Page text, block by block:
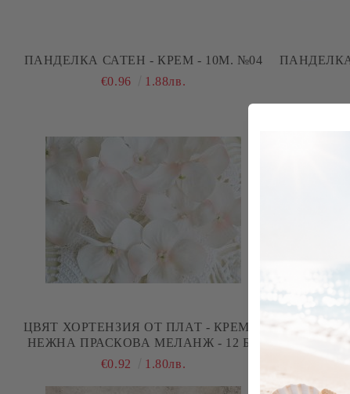
ПАНДЕЛКА САТЕН - КРЕМ - 10М. №04
€0.96
1.88лв.
ЦВЯТ ХОРТЕНЗИЯ ОТ ПЛАТ - КРЕМ И
НЕЖНА ПРАСКОВА МЕЛАНЖ - 12 БР.
€0.92
1.80лв.
ПАМУЧНА